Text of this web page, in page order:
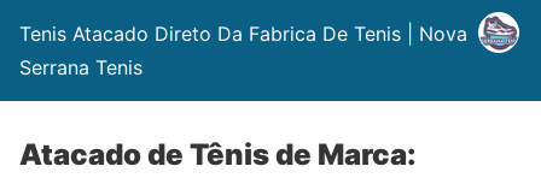
Tenis Atacado Direto Da Fabrica De Tenis | Nova
Serrana Tenis
Atacado de Tênis de Marca: